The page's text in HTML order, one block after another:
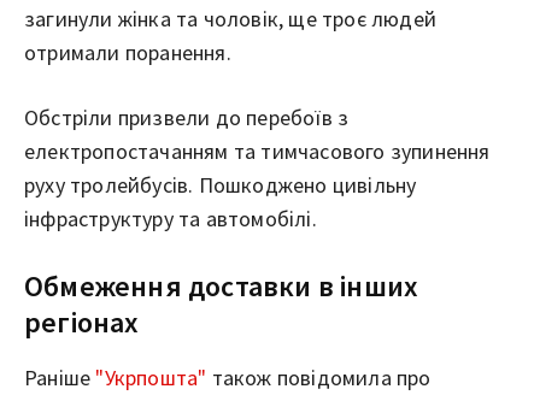
загинули жінка та чоловік, ще троє людей
отримали поранення.
Обстріли призвели до перебоїв з
електропостачанням та тимчасового зупинення
руху тролейбусів. Пошкоджено цивільну
інфраструктуру та автомобілі.
Обмеження доставки в інших
регіонах
Раніше "Укрпошта" також повідомила про